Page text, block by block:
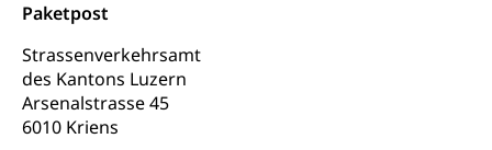
Paketpost
Strassenverkehrsamt
des Kantons Luzern
Arsenalstrasse 45
6010 Kriens
Freiwilliger Schulsport
Freiwilliges Kindergarten Jahr
Frühe Sprachförderung
Gesundheit und Soziales
Konsumentenschutz